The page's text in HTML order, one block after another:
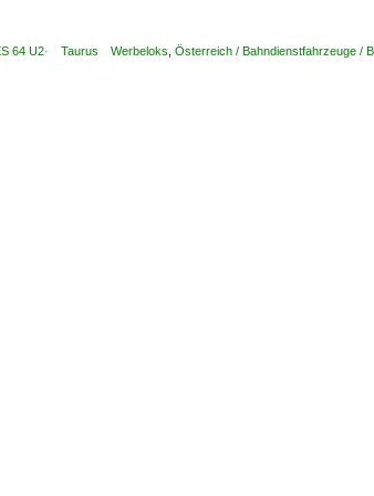
64 U2· Taurus Werbeloks Österreich / Bahndienstfahrzeuge /